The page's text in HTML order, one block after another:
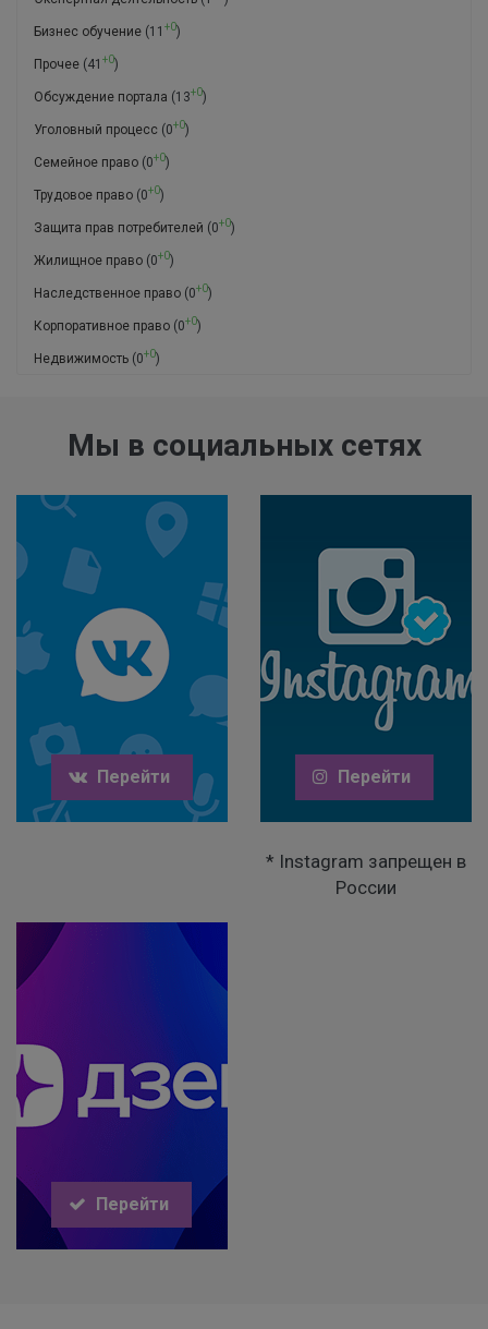
Бизнес обучение (11 +0)
Прочее (41 +0)
Обсуждение портала (13+0)
Уголовный процесс (0+0)
Семейное право (0+0)
Трудовое право (0+0)
Защита прав потребителей (0+0)
Жилищное право (0+0)
Наследственное право (0+0)
Корпоративное право (0+0)
Недвижимость (0+0)
Мы в социальных сетях
Перейти Перейти
* Instagram запрещен в
России
Перейти